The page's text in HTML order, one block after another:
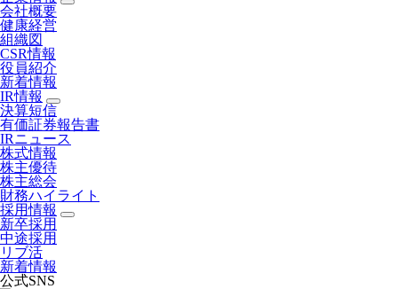
会社概要
健康経営
組織図
CSR情報
役員紹介
新着情報
IR情報
決算短信
有価証券報告書
IRニュース
株式情報
株主優待
株主総会
財務ハイライト
採用情報
新卒採用
中途採用
リブ活
新着情報
公式SNS